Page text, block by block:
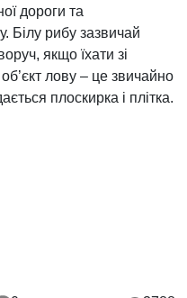
дороги та
Білу рибу зазвичай
якщо їхати зі
лову – це звичайно
плоскирка і плітка.